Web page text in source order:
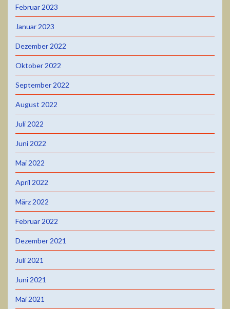
Februar 2023
Januar 2023
Dezember 2022
Oktober 2022
September 2022
August 2022
Juli 2022
Juni 2022
Mai 2022
April 2022
März 2022
Februar 2022
Dezember 2021
Juli 2021
Juni 2021
Mai 2021